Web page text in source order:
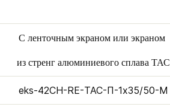
С ленточным экраном или экраном
из стренг алюминиевого сплава ТАС
eks-42CH-RE-ТАС-П-1х35/50-M